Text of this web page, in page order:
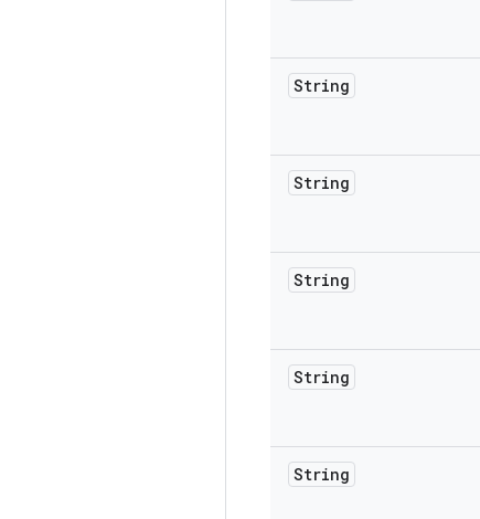
String
String
String
String
String